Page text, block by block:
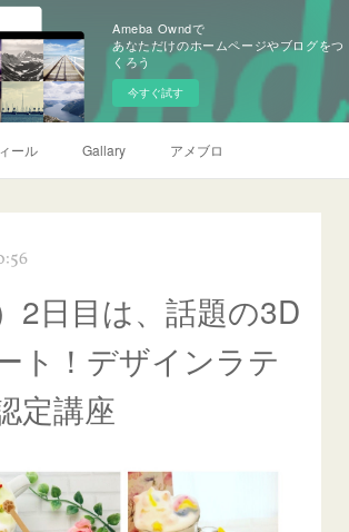
Ameba Owndで
あなただけのホームページやブログをつ
くろう
今すぐ試す
ール Gallary アメブロ
2日目は、話題の3D
ト！デザインラテ
定講座